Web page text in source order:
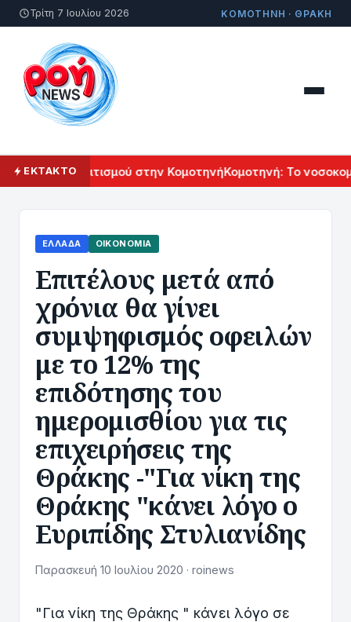
Τρίτη 7 Ιουλίου 2026 ΚΟΜΟΤΗΝΗ · ΘΡΑΚΗ
ΕΚΤΑΚΤΟΠολιτισμού στην ΚομοτηνήΚομοτηνή: Το
ΕΛΛΆΔΑ ΟΙΚΟΝΟΜΊΑ
Επιτέλους μετά από
χρόνια θα γίνει
συμψηφισμός οφειλών
με το 12% της
επιδότησης του
ημερομισθίου για τις
επιχειρήσεις της
Θράκης -"Για νίκη της
Θράκης "κάνει λόγο ο
Ευριπίδης Στυλιανίδης
Παρασκευή 10 Ιουλίου 2020 · roinews
"Για νίκη της Θράκης " κάνει λόγο σε